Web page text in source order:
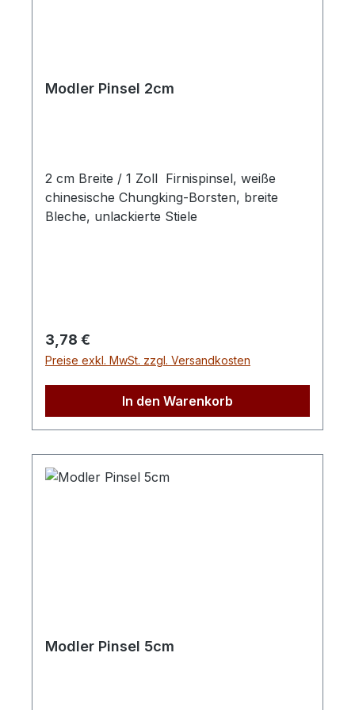
Modler Pinsel 2cm
2 cm Breite / 1 Zoll Firnispinsel, weiße
chinesische Chungking-Borsten, breite
Bleche, unlackierte Stiele
Regulärer Preis:
3,78 €
Preise exkl. MwSt. zzgl. Versandkosten
In den Warenkorb
Modler Pinsel 5cm